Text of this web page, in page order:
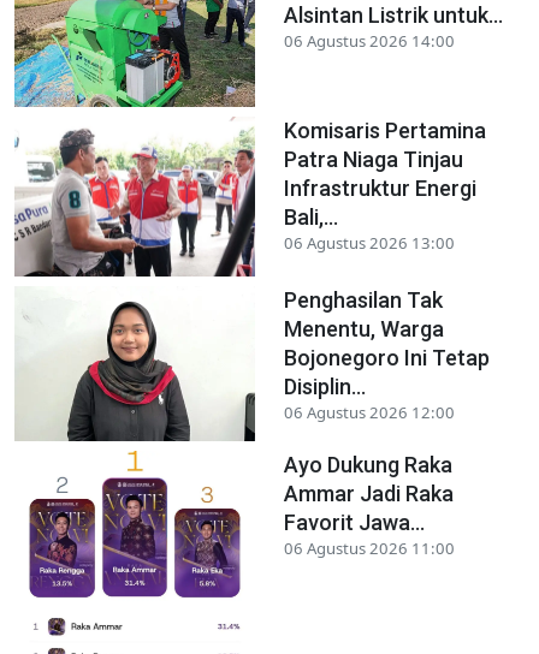
Alsintan Listrik untuk...
06 Agustus 2026 14:00
Komisaris Pertamina
Patra Niaga Tinjau
Infrastruktur Energi
Bali,...
06 Agustus 2026 13:00
Penghasilan Tak
Menentu, Warga
Bojonegoro Ini Tetap
Disiplin...
06 Agustus 2026 12:00
Ayo Dukung Raka
Ammar Jadi Raka
Favorit Jawa...
06 Agustus 2026 11:00